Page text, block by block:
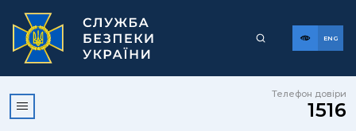
ENG
Телефон довіри
1516